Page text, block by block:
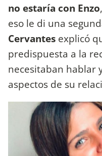
no estaría con Enzo
eso le di una
Cervantes explicó
predispuesta a la
necesitaban hablar
aspectos de su